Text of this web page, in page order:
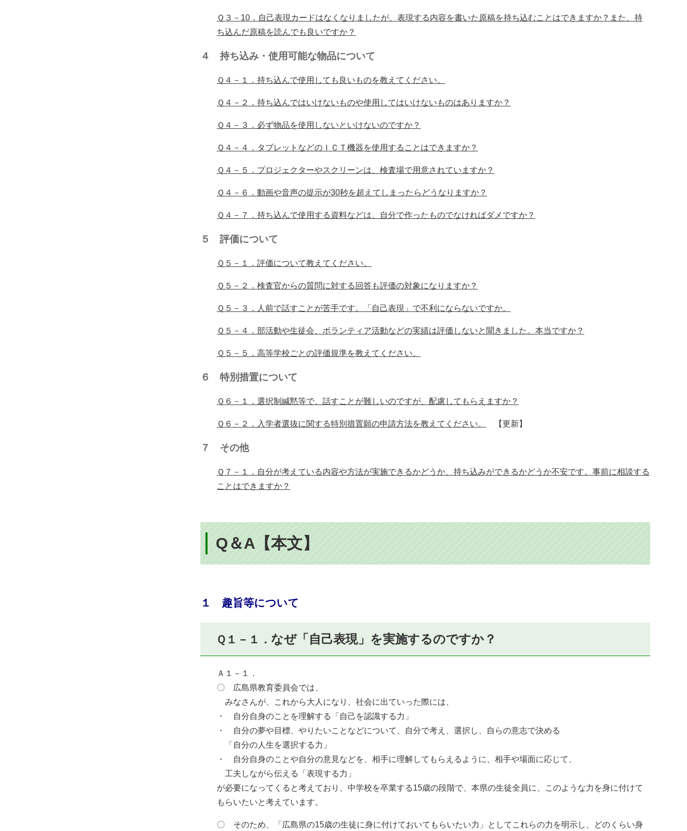
Ｑ３－10．自己表現カードはなくなりましたが、 表現する内容を書いた原稿を持ち込むことはできますか？また、持
ち込んだ原稿を読んでも良いですか？
４ 持ち込み・使用可能な物品について
Ｑ４－１．持ち込んで使用しても良いものを教えてください。
Ｑ４－２．持ち込んではいけないものや使用してはいけないものはありますか？
Ｑ４－３．必ず物品を使用しないといけないのですか？
Ｑ４－４．タブレットなどのＩＣＴ機器を使用することはできますか？
Ｑ４－５．プロジェクターやスクリーンは、検査場で用意されていますか？
Ｑ４－６．動画や音声の提示が30秒を超えてしまったらどうなりますか？
Ｑ４－７．持ち込んで使用する資料などは、自分で作ったものでなければダメですか？
５ 評価について
Ｑ５－１．評価について教えてください。
Ｑ５－２．検査官からの質問に対する回答も評価の対象になりますか？
Ｑ５－３．人前で話すことが苦手です。「自己表現」で不利にならないですか。
Ｑ５－４．部活動や生徒会、ボランティア活動などの実績は評価しないと聞きました。本当ですか？
Ｑ５－５．高等学校ごとの評価規準を教えてください。
６ 特別措置について
Ｑ６－１．選択制緘黙等で、話すことが難しいのですが、配慮してもらえますか？
Ｑ６－２．入学者選抜に関する特別措置願の申請方法を教えてください。 【更新】
７ その他
Ｑ７－１．自分が考えている内容や方法が実施できるかどうか、持ち込みができるかどうか不安です。事前に相談する
ことはできますか？
Q＆A【本文】
１ 趣旨等について
Ｑ１－１． なぜ「自己表現」を実施するのですか？
Ａ１－１．
〇 広島県教育委員会では、
みなさんが、これから大人になり、社会に出ていった際には、
・ 自分自身のことを理解する「自己を認識する力」
・ 自分の夢や目標、やりたいことなどについて、自分で考え、選択し、自らの意志で決める
「自分の人生を選択する力」
・ 自分自身のことや自分の意見などを、相手に理解してもらえるように、相手や場面に応じて、
工夫しながら伝える「表現する力」
が必要になってくると考えており、中学校を卒業する15歳の段階で、本県の生徒全員に、このような力を身に付けて
もらいたいと考えています。
〇 そのため、「広島県の15歳の生徒に身に付けておいてもらいたい力」としてこれらの力を明示し、どのくらい身